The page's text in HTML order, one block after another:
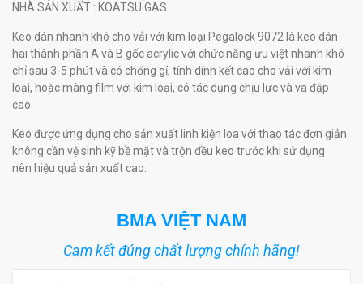
NHÀ SẢN XUẤT : KOATSU GAS
Keo dán nhanh khô cho vải với kim loại Pegalock 9072 là keo dán
hai thành phần A và B gốc acrylic với chức năng ưu việt nhanh khô
chỉ sau 3-5 phút và có chống gỉ, tính dính kết cao cho vải với kim
loại, hoặc màng film với kim loại, có tác dụng chịu lực và va đập
cao.
Keo được ứng dụng cho sản xuất linh kiện loa với thao tác đơn giản
không cần vệ sinh kỹ bề mặt và trộn đều keo trước khi sử dụng
nên hiệu quả sản xuất cao.
BMA VIỆT NAM
Cam kết đúng chất lượng chính hãng!